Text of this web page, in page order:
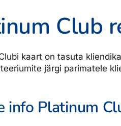
Club
kaart on tasuta
järgi parimatele
info Platinum